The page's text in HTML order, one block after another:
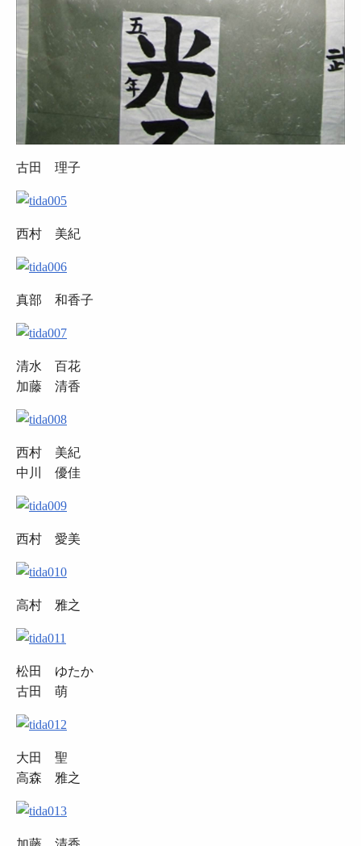
古田 理子
西村 美紀
真部 和香子
清水 百花
加藤 清香
西村 美紀
中川 優佳
西村 愛美
高村 雅之
松田 ゆたか
古田 萌
大田 聖
高森 雅之